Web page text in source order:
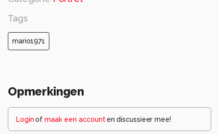
Tags
mario1971
Opmerkingen
Loginof maak een account en discussieer mee!